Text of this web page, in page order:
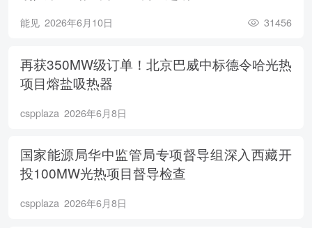
能见 2026年6月10日 31456
再获350MW级订单！北京巴威中标德令哈光热
项目熔盐吸热器
cspplaza 2026年6月8日
国家能源局华中监管局专项督导组深入西藏开
投100MW光热项目督导检查
cspplaza 2026年6月8日